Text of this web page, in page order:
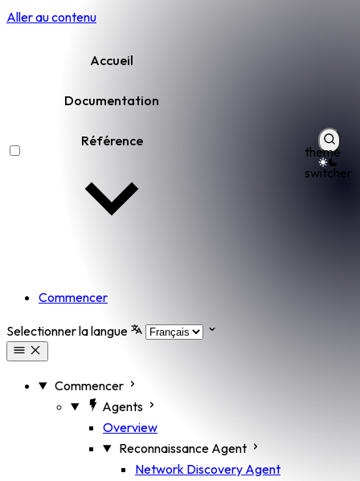
Aller au contenu
Accueil
Documentation
Référence
theme
switcher
Commencer
Selectionner la langue
Commencer
Agents
Overview
Reconnaissance Agent
Network Discovery Agent